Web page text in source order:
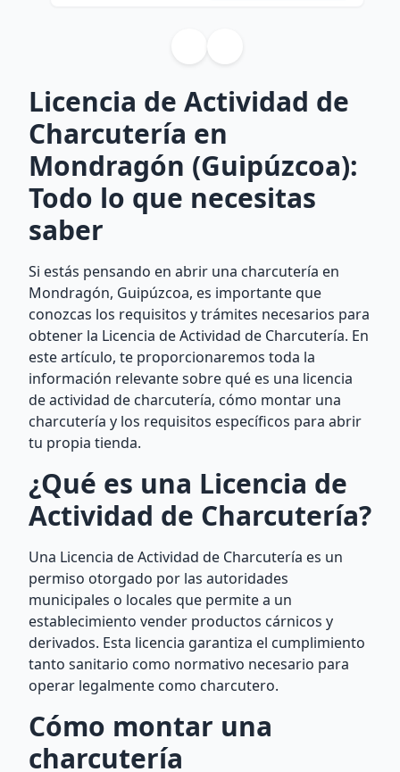
Licencia de Actividad de
Charcutería en
Mondragón (Guipúzcoa):
Todo lo que necesitas
saber
Si estás pensando en abrir una charcutería en
Mondragón, Guipúzcoa, es importante que
conozcas los requisitos y trámites necesarios para
obtener la Licencia de Actividad de Charcutería. En
este artículo, te proporcionaremos toda la
información relevante sobre qué es una licencia
de actividad de charcutería, cómo montar una
charcutería y los requisitos específicos para abrir
tu propia tienda.
¿Qué es una Licencia de
Actividad de Charcutería?
Una Licencia de Actividad de Charcutería es un
permiso otorgado por las autoridades
municipales o locales que permite a un
establecimiento vender productos cárnicos y
derivados. Esta licencia garantiza el cumplimiento
tanto sanitario como normativo necesario para
operar legalmente como charcutero.
Cómo montar una
charcutería